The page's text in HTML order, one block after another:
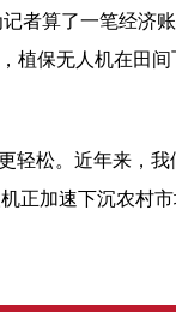
者算了一笔经济
植保无人机在田
轻松。近年来，
正加速下沉农村